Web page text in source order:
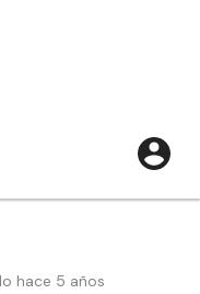
hace 5 años